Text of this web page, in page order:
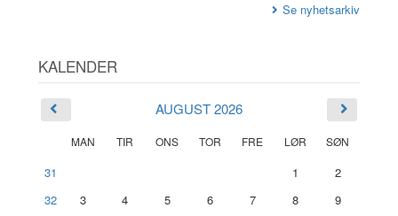
Se nyhetsarkiv
KALENDER
AUGUST 2026
MAN TIR ONS TOR FRE LØR SØN
31 1
2
32
3 4 5 6 7 8 9